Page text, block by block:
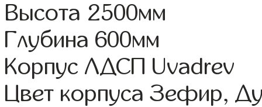
Высота 2500мм
Глубина 600мм
Корпус ЛДСП Uvadrev
Цвет корпуса Зефир,